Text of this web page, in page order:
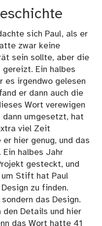
sich Paul, als er
zwar keine
sein sollte, aber die
Ein halbes
es irgendwo gelesen
er dann auch die
Wort verewigen
dann umgesetzt, hat
viel Zeit
hier genug, und das
Ein halbes Jahr
gesteckt, und
Stift hat Paul
zu finden.
das Design.
den Details und hier
das Wort hatte 41